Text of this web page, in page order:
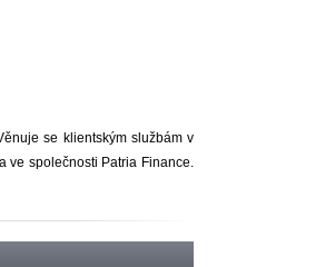
se klientským službám v
ve společnosti Patria Finance.